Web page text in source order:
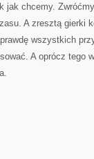
jak chcemy.
A zresztą gierki
wszystkich
A oprócz tego